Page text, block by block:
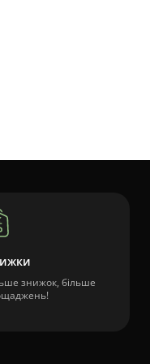
знижок, більше